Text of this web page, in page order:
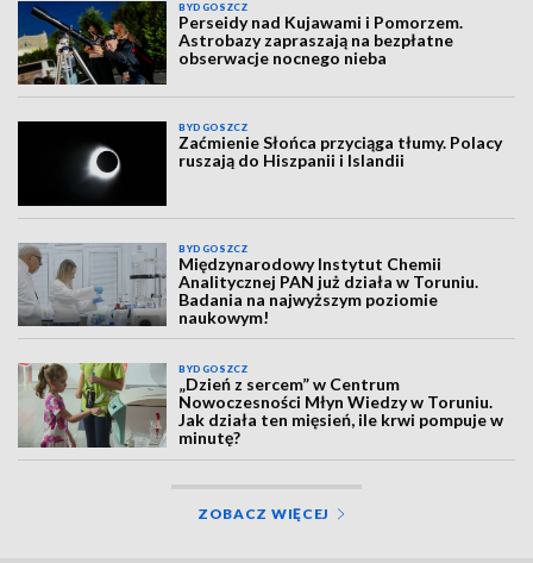
BYDGOSZCZ
Perseidy nad Kujawami i Pomorzem.
Astrobazy zapraszają na bezpłatne
obserwacje nocnego nieba
BYDGOSZCZ
Zaćmienie Słońca przyciąga tłumy. Polacy
ruszają do Hiszpanii i Islandii
BYDGOSZCZ
Międzynarodowy Instytut Chemii
Analitycznej PAN już działa w Toruniu.
Badania na najwyższym poziomie
naukowym!
BYDGOSZCZ
„Dzień z sercem” w Centrum
Nowoczesności Młyn Wiedzy w Toruniu.
Jak działa ten mięsień, ile krwi pompuje w
minutę?
ZOBACZ WIĘCEJ